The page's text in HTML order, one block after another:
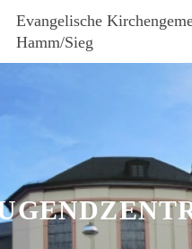
Evangelische
Hamm/Sieg